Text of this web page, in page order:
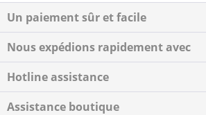
Un paiement sûr et facile
Nous expédions rapidement avec
Hotline assistance
Assistance boutique